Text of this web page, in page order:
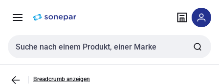
NavigationInhalt
Sucheingabe
Breadcrumb anzeigen